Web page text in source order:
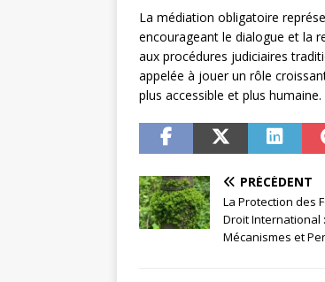
La médiation obligatoire
encourageant le dialogue et la
aux procédures judiciaires
appelée à jouer un rôle
plus accessible et plus humaine.
PRÉCÉDENT
La Protection des
Droit International
Mécanismes et